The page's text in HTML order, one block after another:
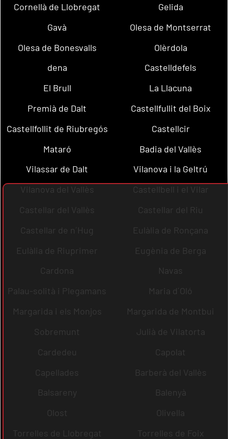
Cornellà de Llobregat
Gelida
Gavà
Olesa de Montserrat
Olesa de Bonesvalls
Olèrdola
dena
Castelldefels
El Brull
La Llacuna
Premià de Dalt
Castellfullit del Boix
Castellfollit de Riubregós
Castellcir
Mataró
Badia del Vallès
Vilassar de Dalt
Vilanova i la Geltrú
Vilanova del Vallès
Castellbell i el Vilar
Castellar del Vallès
Castellar del Riu
Castellar de n´Hug
Eulàlia de Ronçana
Eulàlia de Riuprimer
Eugènia de Berga
Cardona
Navas
Palau-solità i Plegamans
Maria d´Oló
Margarida i els Monjos
Margarida de Montbui
Sobremunt
Julià de Vilatorta
Cardedeu
Capolat
Capellades
Barberà del Vallès
Balsareny
Balenyà
Olost
Olivella
Torrelles de Llobregat
Torrelles de Foix